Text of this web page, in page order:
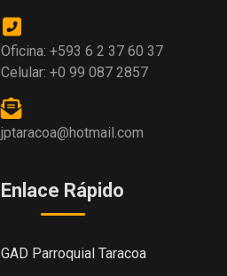
Oficina: +593 6 2 37 60 37
Celular: +0 99 087 2857
jptaracoa@hotmail.com
Enlace Rápido
GAD Parroquial Taracoa